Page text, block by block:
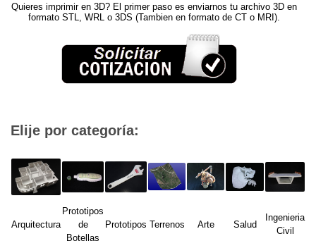
Quieres imprimir en 3D? El primer paso es enviarnos tu archivo 3D en
formato STL, WRL o 3DS (Tambien en formato de CT o MRI).
Elije por categoría:
Arquitectura
Prototipos
de
Botellas
Prototipos Terrenos Arte Salud
Ingenieria
Civil